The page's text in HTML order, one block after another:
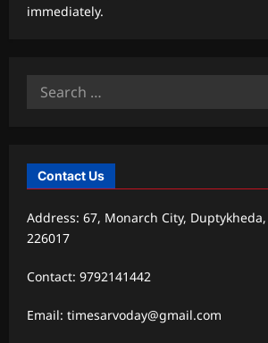
immediately.
Search
Contact Us
Address: 67, Monarch City,
226017
Contact: 9792141442
Email: timesarvoday@gmail.com